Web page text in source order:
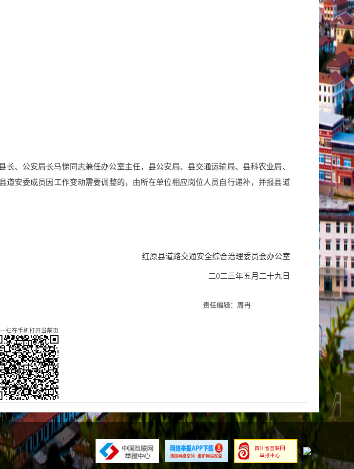
长、公安局长马悌 同志兼任办公室主任，县公安局、县交通运输局、县科农业局、
道安委成员因工作变动需要调整的，由所在单位相应岗位人员自行递补，并报县道
红原县道路交通安全综合治理委员会办公室
二0二三年五 月 二十九日
责任编辑：周冉
扫在手机打开当前页